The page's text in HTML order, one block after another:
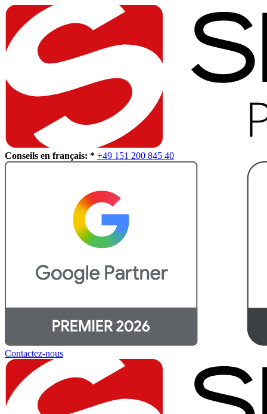
Conseils en français: * +49 151 200 845 40
Contactez-nous